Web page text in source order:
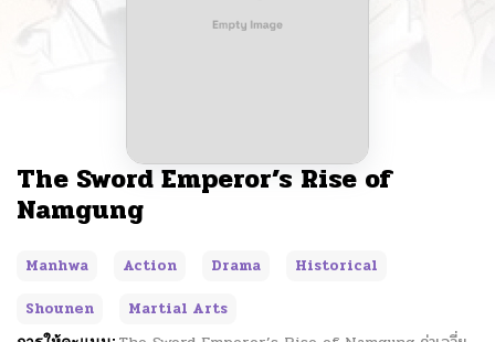
The Sword Emperor’s Rise of
Namgung
Manhwa Action Drama
Historical
Shounen
Martial Arts